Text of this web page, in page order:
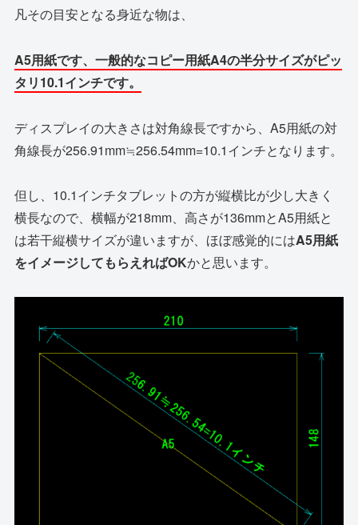
凡その目安となる身近な物は、
A5用紙です、一般的なコピー用紙A4の半分サイズがピッ
タリ10.1インチです。
ディスプレイの大きさは対角線長ですから、A5用紙の対
角線長が256.91mm≒256.54mm=10.1インチとなります。
但し、10.1インチタブレットの方が縦横比が少し大きく
横長なので、横幅が218mm、高さが136mmとA5用紙と
は若干縦横サイズが違いますが、ほぼ感覚的にはA5用紙
をイメージしてもらえればOKかと思います。